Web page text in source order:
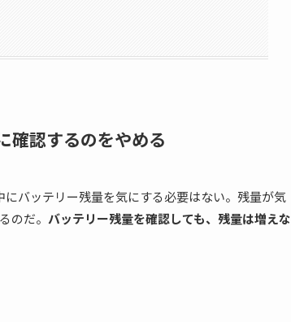
確認するのをやめる
バッテリー残量を気にする必要はない。残量が気
のだ。 バッテリー残量を確認しても、残量は増えな